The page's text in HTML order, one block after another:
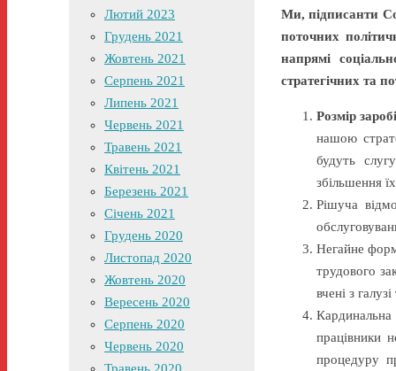
Ми, підписанти
поточних
напрямі
стратегічних та
Розмір
нашою
будуть
збільшення
Рішуча
Негайне
трудового
вчені з
працівники
процедуру
Лютий 2023
Грудень 2021
Жовтень 2021
Серпень 2021
Липень 2021
Червень 2021
Травень 2021
Квітень 2021
Березень 2021
Січень 2021
Грудень 2020
Листопад 2020
Жовтень 2020
Вересень 2020
Серпень 2020
Червень 2020